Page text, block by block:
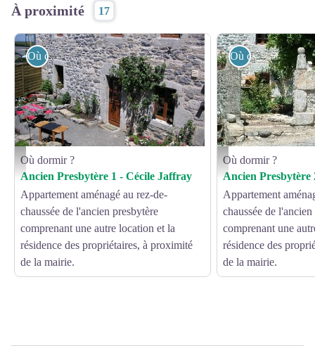
À proximité 17
Cécile DERONDEL - CléVacances Aveyron
Où dormir ?
Où dormir ?
Ancien Presbytère 1 - Cécile Jaffray
Appartement aménagé au rez-de-
chaussée de l'ancien presbytère
comprenant une autre location et la
résidence des propriétaires, à proximité
de la mairie.
Cécile DERONDEL
Où dormir ?
Où dormir ?
Ancien Presbytère
Appartement
chaussée de
comprenant une
résidence des
de la mairie.